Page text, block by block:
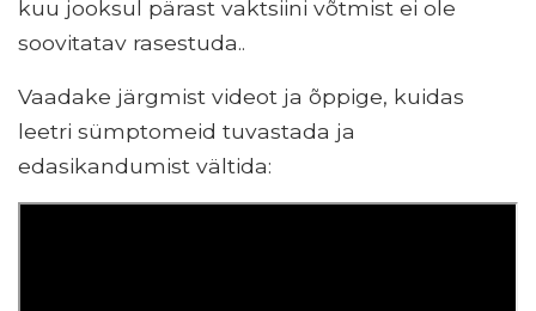
kuu jooksul pärast vaktsiini võtmist ei ole
soovitatav rasestuda..
Vaadake järgmist videot ja õppige, kuidas
leetri sümptomeid tuvastada ja
edasikandumist vältida: